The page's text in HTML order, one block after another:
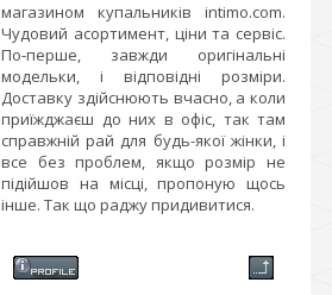
магазином купальників intimo.com.
Чудовий асортимент, ціни та сервіс.
По-перше, завжди оригінальні
модельки, і відповідні розміри.
Доставку здійснюють вчасно, а коли
приїжджаєш до них в офіс, так там
справжній рай для будь-якої жінки, і
все без проблем, якщо розмір не
підійшов на місці, пропоную щось
інше. Так що раджу придивитися.